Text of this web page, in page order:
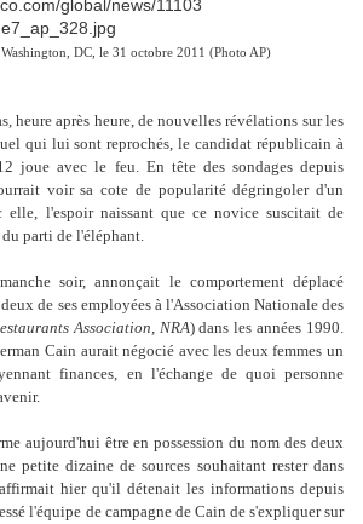
DC, le 31 octobre 2011 (Photo AP)
heure après heure, de nouvelles révélations sur les
qui lui sont reprochés, le candidat républicain à
joue avec le feu. En tête des sondages depuis
voir sa cote de popularité dégringoler d'un
elle, l'espoir naissant que ce novice suscitait de
parti de l'éléphant.
soir, annonçait le comportement déplacé
de ses employées à l'Association Nationale des
Association, NRA) dans les années 1990.
Cain aurait négocié avec les deux femmes un
finances, en l'échange de quoi personne
aujourd'hui être en possession du nom des deux
petite dizaine de sources souhaitant rester dans
hier qu'il détenait les informations depuis
l'équipe de campagne de Cain de s'expliquer sur